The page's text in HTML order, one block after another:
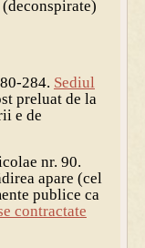
284. Sediul
preluat de la
e de
nr. 90.
apare (cel
publice ca
contractate